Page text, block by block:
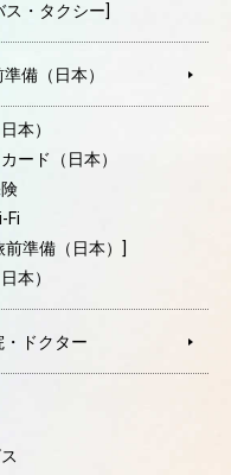
ス・タクシー]
備（日本）
本）
ード（日本）
Fi
前準備（日本）]
本）
・ドクター